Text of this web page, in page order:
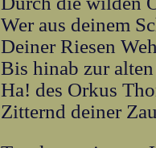
Wer aus deinem
Deiner Riesen
Bis hinab zur
Ha! des Orkus
Zitternd deiner